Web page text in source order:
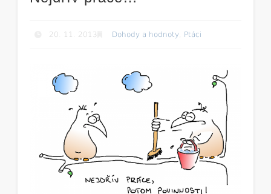
20. 11. 2013 Dohody a hodnoty, Ptáci